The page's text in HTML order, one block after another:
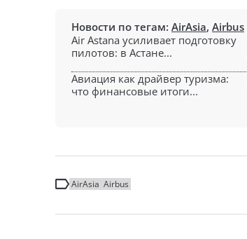
Новости по тегам: AirAsia, Airbus
Air Astana усиливает подготовку
пилотов: в Астане...
Авиация как драйвер туризма:
что финансовые итоги...
AirAsia Airbus